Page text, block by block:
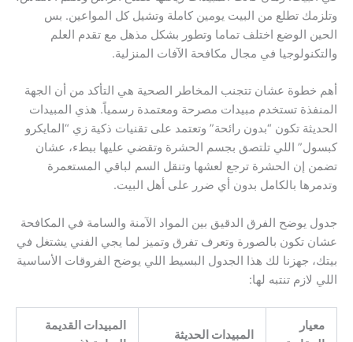
وتلزمك تطلع من البيت يومين كاملة وتشيل كل المواعين. بس
الحين الوضع اختلف تماما وتطور بشكل مذهل مع تقدم العلم
والتكنولوجيا في مجال مكافحة الآفات المنزلية.
أهم خطوة عشان تتجنب المخاطر الصحية هي التأكد من أن الجهة
المنفذة تستخدم مبيدات مصرحة ومعتمدة رسمياً. هذي المبيدات
الحديثة تكون “بدون رائحة” وتعتمد على تقنيات ذكية زي “المايكرو
كبسول” اللي تلتصق بجسم الحشرة وتقضي عليها ببطء، عشان
تضمن إن الحشرة ترجع لعشها وتنقل السم لباقي المستعمرة
وتدمرها بالكامل بدون أي ضرر على أهل البيت.
جدول يوضح الفرق الدقيق بين المواد الآمنة والسامة في المكافحة
عشان تكون بالصورة وتعرف تفرق وتميز لما يجي الفني يشتغل في
بيتك، جهزنا لك هذا الجدول البسيط اللي يوضح الفروقات الأساسية
اللي لازم تنتبه لها:
معيار
المبيدات الحديثة
المبيدات القديمة